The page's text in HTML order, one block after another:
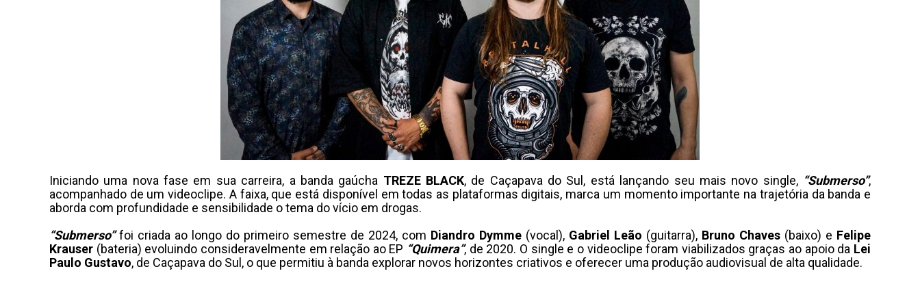
Iniciando uma nova fase em sua carreira, a banda gaúcha TREZE BLACK, de Caçapava do Sul, está lançando seu mais novo single, “Submerso”,
acompanhado de um videoclipe. A faixa, que está disponível em todas as plataformas digitais, marca um momento importante na trajetória da banda e
aborda com profundidade e sensibilidade o tema do vício em drogas.
“Submerso”foi criada ao longo do primeiro semestre de 2024, com Diandro Dymme (vocal), Gabriel Leão (guitarra), Bruno Chaves (baixo) e Felipe
Krauser (bateria) evoluindo consideravelmente em relação ao EP “Quimera”, de 2020. O single e o videoclipe foram viabilizados graças ao apoio da Lei
Paulo Gustavo, de Caçapava do Sul, o que permitiu à banda explorar novos horizontes criativos e oferecer uma produção audiovisual de alta qualidade.